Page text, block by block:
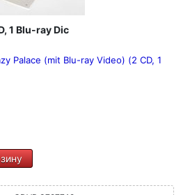
1 Blu-ray Dic
Palace (mit Blu-ray Video) (2 CD, 1